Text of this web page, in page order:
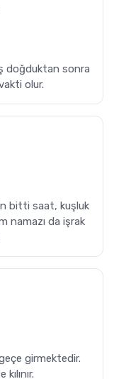
doğduktan sonra
olur.
bitti saat, kuşluk
namazı da işrak
girmektedir.